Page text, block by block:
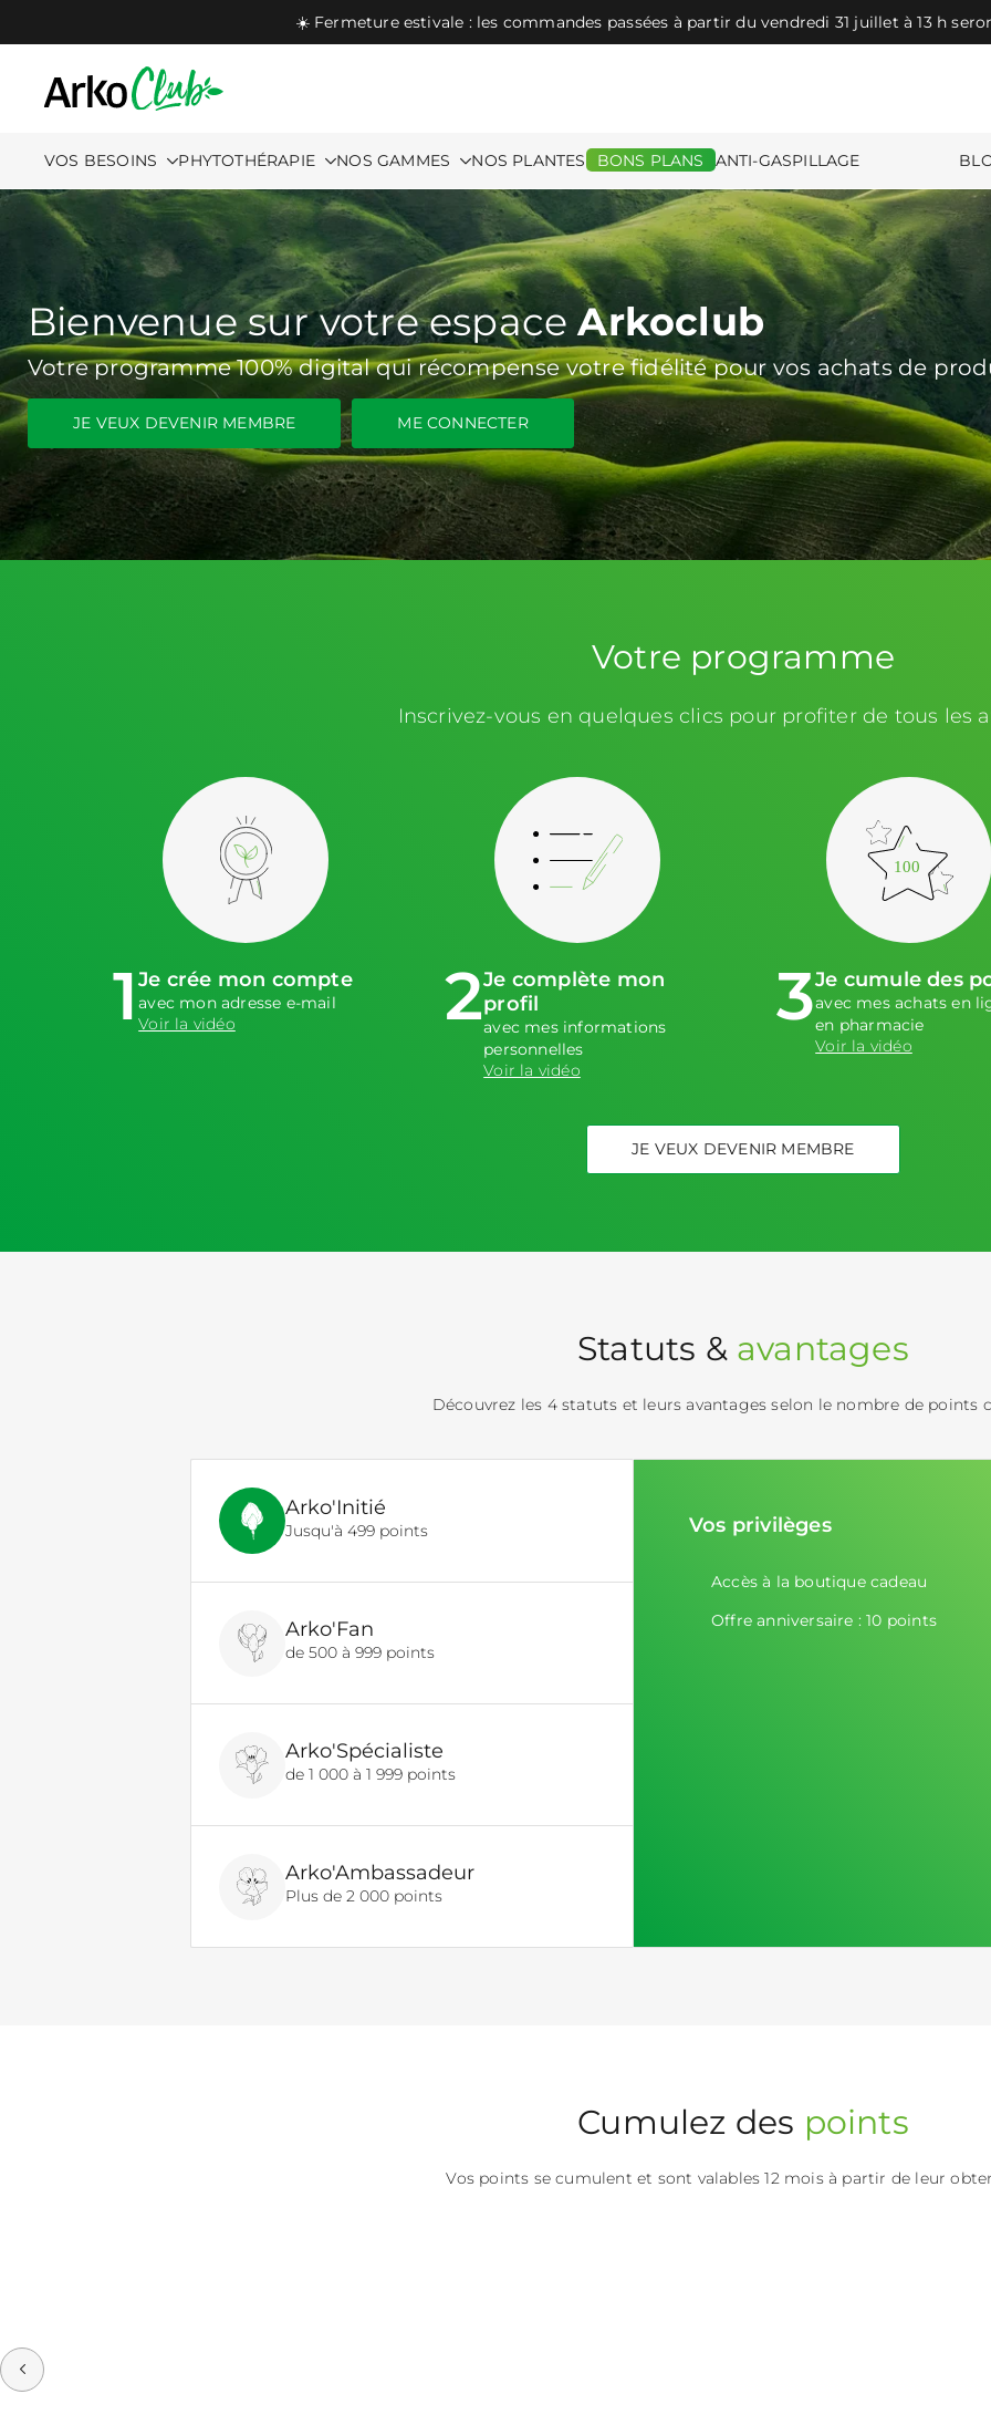
☀️ Fermeture estivale : les commandes passées à partir du vendredi 31 juillet à 13 h
VOS BESOINS PHYTOTHÉRAPIE NOS GAMMES NOS PLANTES BONS PLANS ANTI-GASPILLAGE
Bienvenue sur votre espaceArkoclub
Votre programme 100% digital qui récompense votre fidélité pour vos achats de
JE VEUX DEVENIR MEMBRE ME CONNECTER
Votre programme
Inscrivez-vous en quelques clics pour profiter de tous les
1Je crée mon compte
avec mon adresse e-mail
Voir la vidéo
2Je complète mon
profil
avec mes informations
personnelles
Voir la vidéo
100
3Je cumule des
avec mes achats en
en pharmacie
Voir la vidéo
JE VEUX DEVENIR MEMBRE
Statuts & avantages
Découvrez les 4 statuts et leurs avantages selon le nombre de points
Arko'Initié
Jusqu'à 499 points
Arko'Fan
de 500 à 999 points
Arko'Spécialiste
de 1 000 à 1 999 points
Arko'Ambassadeur
Plus de 2 000 points
Vos privilèges
Accès à la boutique cadeau
Offre anniversaire : 10 points
Cumulez des points
Vos points se cumulent et sont valables 12 mois à partir de leur
Précédent